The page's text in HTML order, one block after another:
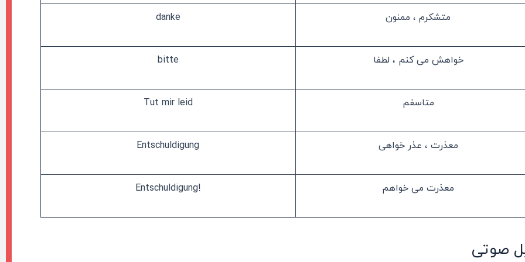
متشکرم ، ممنون danke
خواهش می کنم ، لطفا bitte
متاسفم Tut mir leid
معذرت ، عذر خواهی Entschuldigung
معذرت می خواهم !Entschuldigung
صوتی